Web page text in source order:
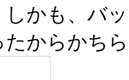
しかも、バ
たからかち